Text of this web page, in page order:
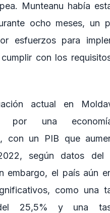
Munteanu había
ocho meses, un
esfuerzos para
con los
actual en
por una
con un PIB que
según datos del
embargo, el país aún
como una
25,5% y una